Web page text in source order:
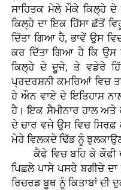
ਸਾਹਿਤਕ ਮੇਲੇ ਮੌਕੇ ਕਿਲ੍ਹੇ
ਕਿਲ੍ਹੇ ਦਾ ਇਕ ਹਿੱਸਾ ਛੱਤੋਂ
ਦਿੱਤਾ ਗਿਆ ਹੈ, ਭਾਵੇਂ ਉਸ
ਕਰ ਦਿੱਤਾ ਗਿਆ ਹੈ ਕਿ
ਕਿਲ੍ਹੇ ਦੇ ਦੂਜੇ, ਤੇ ਵਡੇਰੇ
ਪ੍ਰਦਰਸ਼ਨੀ ਕਮਰਿਆਂ ਵਿਚ
ਹੇ ਔਨ ਵਾਏ ਦੇ ਇਤਿਹਾਸ
ਹੈ। ਇਕ ਸੈਮੀਨਾਰ ਹਾਲ ਅਤੇ
ਦੇ ਚਾਰ ਵਜੇ ਉਸ ਵਿਚ ਸਿਰਫ਼
ਮੇਰੇ ਵਿਲਕਦੇ ਢਿੱਡ ਨੂੰ
ਕੈਫੇ ਵਿਚ ਬਹਿ ਕੇ ਕੌਫੀ
ਪਿਛਲੇ ਪਾਸੇ ਪਸਰੇ ਬਗੀਚੇ
ਰਿਚਰਡ ਬੂਥ ਨੂੰ ਕਿਤਾਬਾਂ ਦੀ